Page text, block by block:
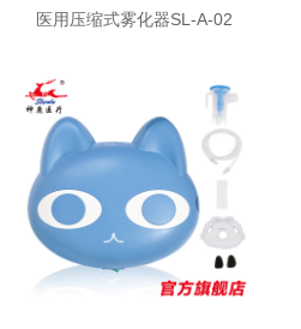
医用压缩式雾化器SL-A-02